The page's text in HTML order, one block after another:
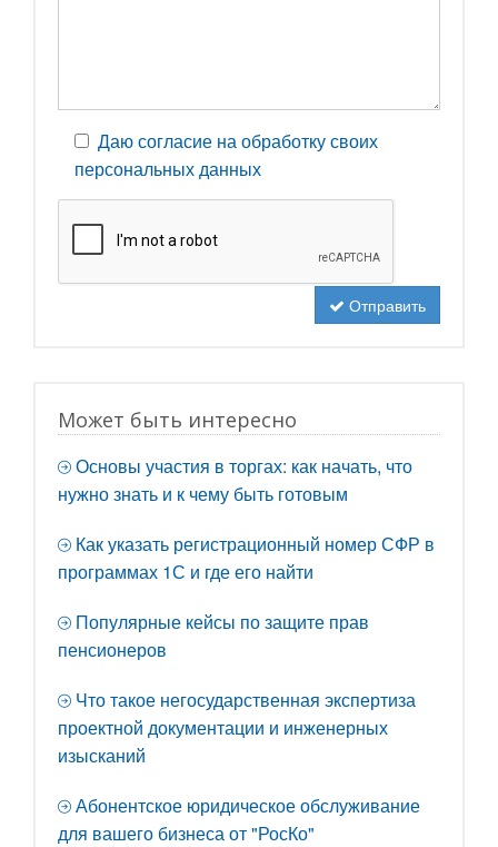
Даю согласие на обработку своих
персональных данных
Отправить
Может быть интересно
Основы участия в торгах: как начать, что
нужно знать и к чему быть готовым
Как указать регистрационный номер СФР в
программах 1С и где его найти
Популярные кейсы по защите прав
пенсионеров
Что такое негосударственная экспертиза
проектной документации и инженерных
изысканий
Абонентское юридическое обслуживание
для вашего бизнеса от "РосКо"